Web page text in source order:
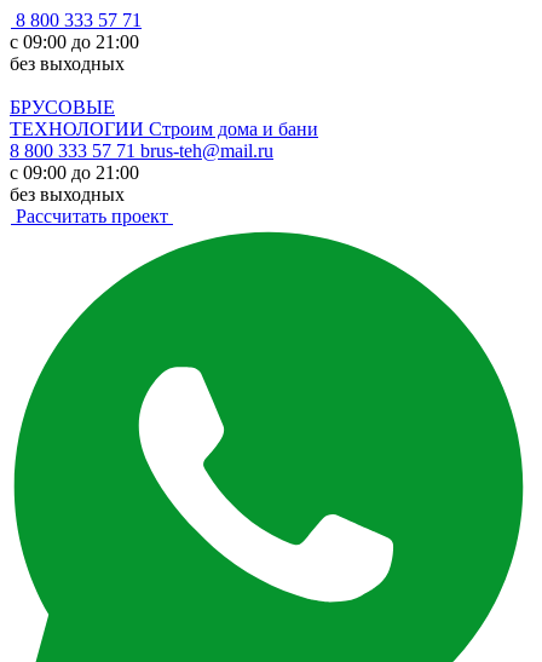
8 800 333 57 71
с 09:00 до 21:00
без выходных
БРУСОВЫЕ
ТЕХНОЛОГИИ Строим дома и бани
8 800 333 57 71 brus-teh@mail.ru
с 09:00 до 21:00
без выходных
Рассчитать проект